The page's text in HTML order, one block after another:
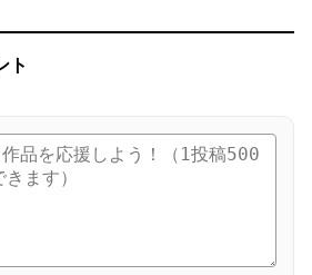
ト